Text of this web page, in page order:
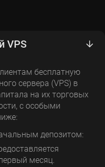
VPS
бесплатную
сервера (VPS) в
на их торговых
с особыми
депозитом:
месяц.